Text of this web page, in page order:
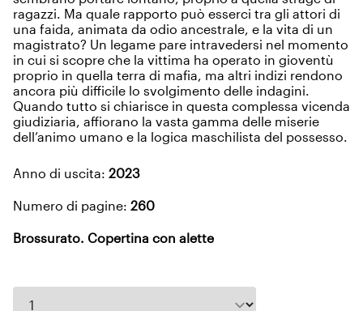
ragazzi. Ma quale rapporto può esserci tra gli attori di
una faida, animata da odio ancestrale, e la vita di un
magistrato? Un legame pare intravedersi nel momento
in cui si scopre che la vittima ha operato in gioventù
proprio in quella terra di mafia, ma altri indizi rendono
ancora più difficile lo svolgimento delle indagini.
Quando tutto si chiarisce in questa complessa vicenda
giudiziaria, affiorano la vasta gamma delle miserie
dell’animo umano e la logica maschilista del possesso.
Anno di uscita: 2023
Numero di pagine: 260
Brossurato. Copertina con alette